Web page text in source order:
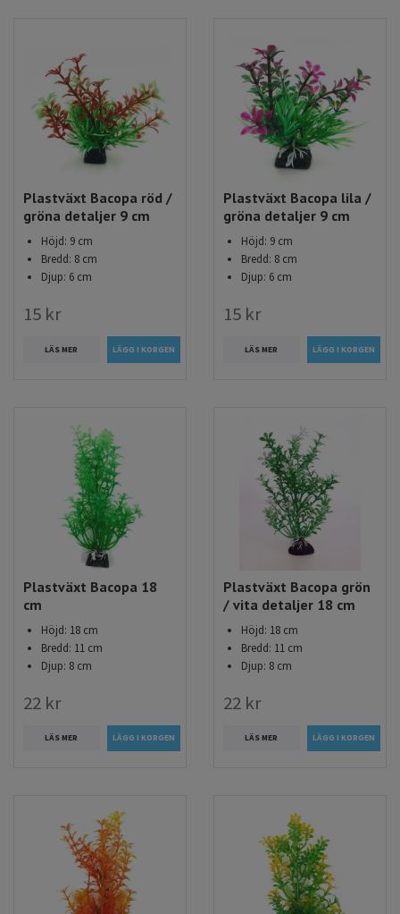
Plastväxt Bacopa röd /
gröna detaljer 9 cm
Höjd: 9 cm
Bredd: 8 cm
Djup: 6 cm
15 kr
LÄS MER
Plastväxt Bacopa lila /
gröna detaljer 9 cm
Höjd: 9 cm
Bredd: 8 cm
Djup: 6 cm
15 kr
LÄS MER
Plastväxt Bacopa 18
cm
Höjd: 18 cm
Bredd: 11 cm
Djup: 8 cm
22 kr
LÄS MER
Plastväxt Bacopa grön
/ vita detaljer 18 cm
Höjd: 18 cm
Bredd: 11 cm
Djup: 8 cm
22 kr
LÄS MER